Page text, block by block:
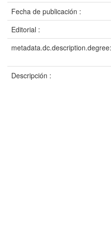
Fecha de publicación :
Editorial :
metadata.dc.description.degree:
Descripción :